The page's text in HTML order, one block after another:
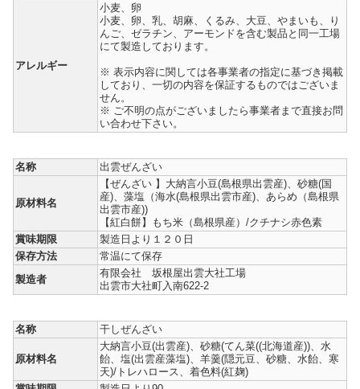
アレルギー
小麦、卵
小麦、卵、乳、胡麻、くるみ、大豆、やまいも、り
んご、ゼラチン、アーモンドを含む製品と同一工場
にて製造しております。
※ 表示内容に関しては各事業者の指定に基づき掲載
しており、一切の内容を保証するものではございま
せん。
※ ご不明の点がございましたら事業者まで直接お問
い合わせ下さい。
名称 出雲ぜんざい
原材料名
【ぜんざい 】大納言小豆(島根県出雲産)、砂糖(国
産)、藻塩（海水(島根県出雲市産)、あらめ（島根県
出雲市産))
【紅白餅】もち米（島根県産）/クチナシ赤色素
賞味期限
製造日より１２０日
保存方法
常温にて保存
製造者
有限会社 坂根屋出雲大社工場
出雲市大社町入南622-2
名称 干しぜんざい
原材料名
大納言小豆(出雲産)、砂糖(てん菜((北海道産))、水
飴、塩(出雲産藻塩)、羊羹(隠元豆、砂糖、水飴、寒
天)/トレハロース、着色料(紅麹)